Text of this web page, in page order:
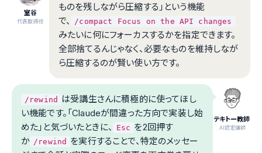
室谷
代表取締役
ものを残しながら圧縮する」という機能
で、
/compact Focus on the API changes
みたいに何にフォーカスするかを指定できます。
全部捨てるんじゃなく、必要なものを維持しなが
ら圧縮するのが賢い使い方です。
テキトー教師
.AI認定講師
/rewind
は受講生さんに積極的に使ってほし
い機能です。「Claudeが間違った方向で実装し始
めた」と気づいたときに、
Esc を2回押す
か /rewind を実行することで、特定のメッセー